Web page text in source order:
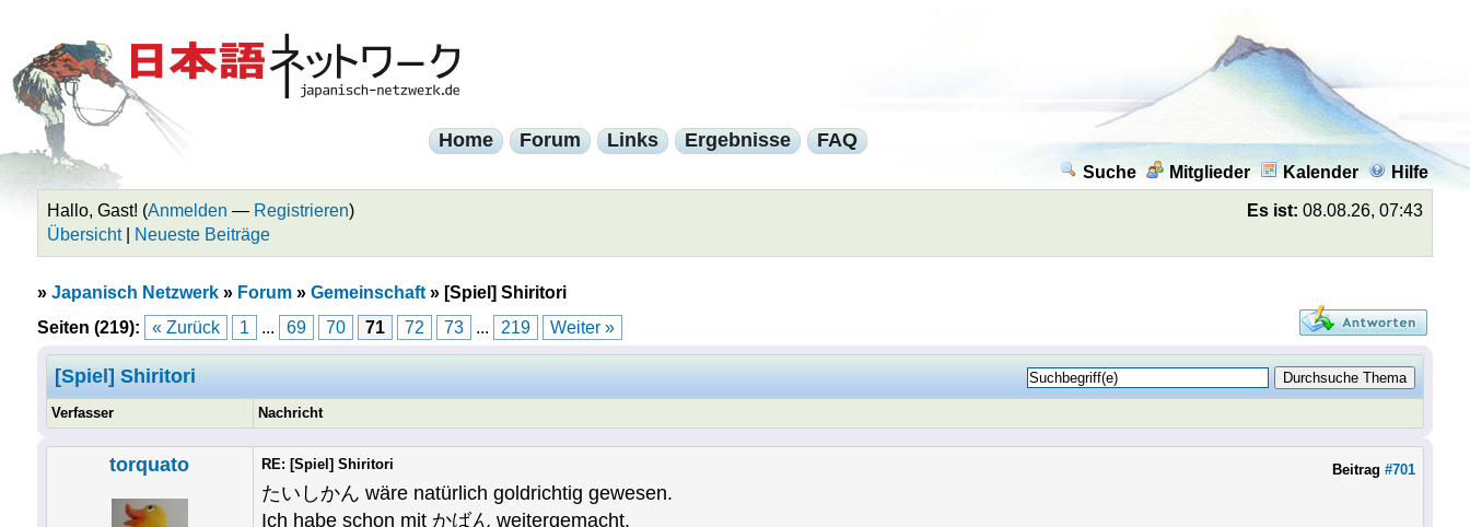
Home Forum Links Ergebnisse FAQ
Suche Mitglieder Kalender Hilfe
Es ist: 08.08.26, 07:43
Hallo, Gast! (Anmelden — Registrieren)
Übersicht| Neueste Beiträge
» Japanisch Netzwerk» Forum» Gemeinschaft» [Spiel] Shiritori
Seiten (219):
« Zurück 1 ... 69 70 71 72 73 ... 219 Weiter »
[Spiel] Shiritori
Verfasser Nachricht
torquato Beitrag #701
RE: [Spiel] Shiritori
たいしかん wäre natürlich goldrichtig gewesen.
Ich habe schon mit かばん weitergemacht.